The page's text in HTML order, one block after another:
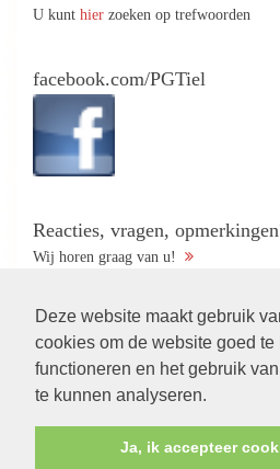
Deze website maakt gebruik
cookies om de website goed te
functioneren en het gebruik
te kunnen analyseren.
Ja, ik accepteer
U kunt hier zoeken op trefwoorden
facebook.com/PGTiel
Reacties, vragen,
Wij horen graag van u!
Volg ons op: